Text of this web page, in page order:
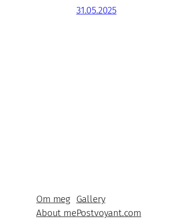
31.05.2025
Om meg
About me
Gallery
Postvoyant.com